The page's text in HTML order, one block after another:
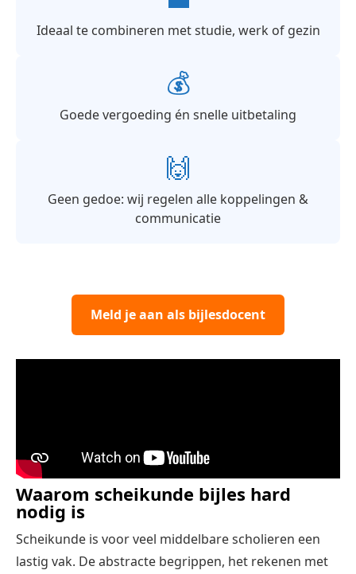
Ideaal te combineren met studie, werk of gezin
💰
Goede vergoeding én snelle uitbetaling
🙌
Geen gedoe: wij regelen alle koppelingen &
communicatie
Meld je aan als bijlesdocent
Waarom scheikunde bijles hard
nodig is
Scheikunde is voor veel middelbare scholieren een
lastig vak. De abstracte begrippen, het rekenen met